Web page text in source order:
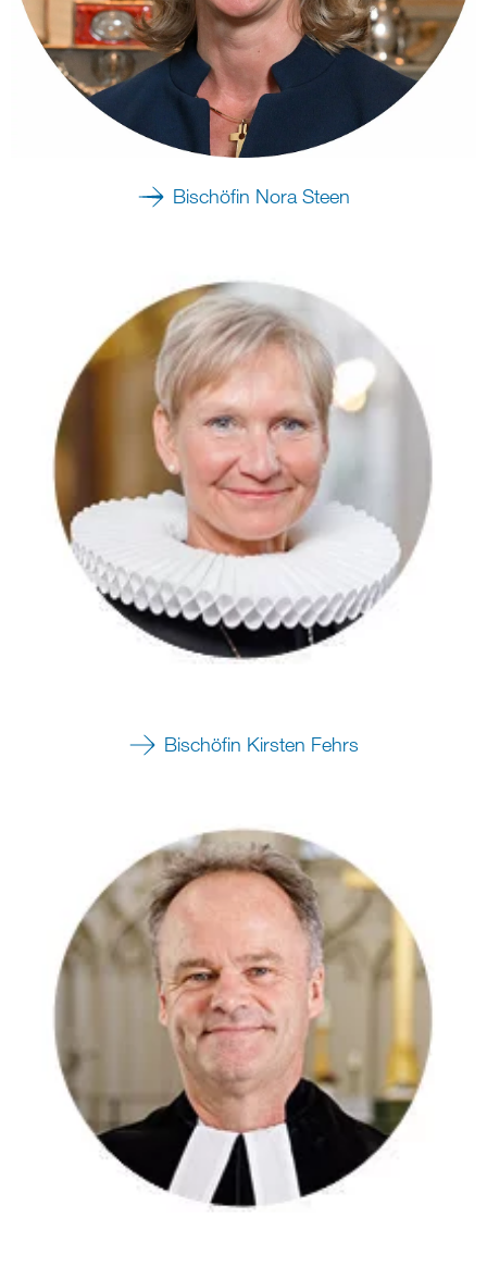
Bischöfin Nora Steen
Bischöfin Kirsten Fehrs